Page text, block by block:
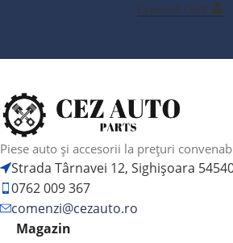
Creează cont
Piese auto și accesorii la prețuri
Strada Târnavei 12, Sighișoara
0762 009 367
comenzi@cezauto.ro
Magazin